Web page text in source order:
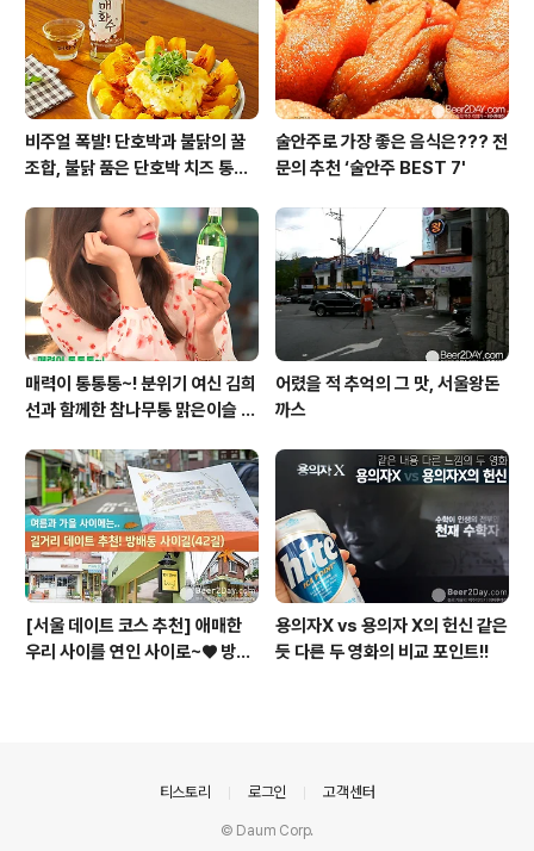
비주얼 폭발! 단호박과 불닭의 꿀
조합, 불닭 품은 단호박 치즈 통구
술안주로 가장 좋은 음식은??? 전
문의 추천 ‘술안주 BEST 7'
매력이 통통통~! 분위기 여신 김희
선과 함께한 참나무통 맑은이슬 T
어렸을 적 추억의 그 맛, 서울왕돈
까스
[서울 데이트 코스 추천] 애매한
우리 사이를 연인 사이로~♥ 방배
용의자X vs 용의자 X의 헌신 같은
듯 다른 두 영화의 비교 포인트!!
티스토리 로그인 고객센터
© Daum Corp.